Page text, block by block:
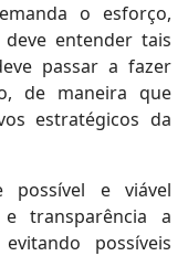
o esforço,
entender tais
passar a fazer
de maneira que
estratégicos da
possível e viável
transparência a
possíveis